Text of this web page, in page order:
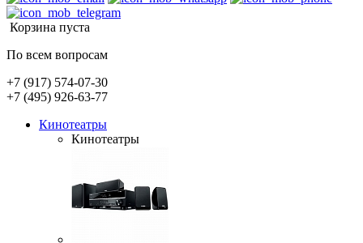
Корзина пуста
По всем вопросам
+7 (917) 574-07-30
+7 (495) 926-63-77
Кинотеатры
Кинотеатры